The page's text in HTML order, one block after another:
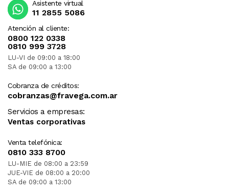
Atención al cliente:
0800 122 0338
0810 999 3728
LU-VI de 09:00 a 18:00
SA de 09:00 a 13:00
Cobranza de créditos:
cobranzas@fravega.com.ar
Servicios a empresas:
Ventas corporativas
Venta telefónica:
0810 333 8700
LU-MIE de 08:00 a 23:59
JUE-VIE de 08:00 a 20:00
SA de 09:00 a 13:00
Asistente virtual
11 2855 5086